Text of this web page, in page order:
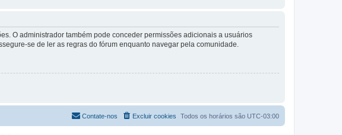
O administrador também pode conceder permissões adicionais a usuários
se de ler as regras do fórum enquanto navegar pela comunidade.
Todos os horários são UTC-03:00
Excluir cookies
Contate-nos